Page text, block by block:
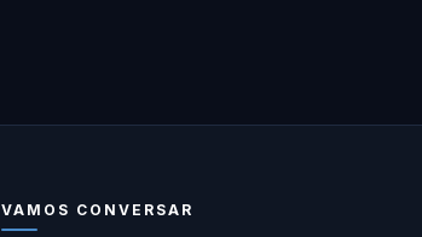
VAMOS CONVERSAR